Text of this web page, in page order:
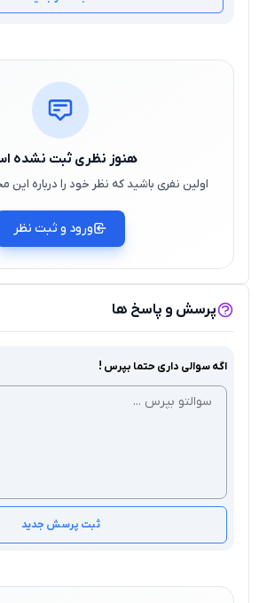
هنوز نظری ثبت نشده
اولین نفری باشید که نظر خود را درباره
ورود و ثبت نظر
پرسش و پاسخ ها
اگه سوالی داری حتما بپرس !
ثبت پرسش جدید